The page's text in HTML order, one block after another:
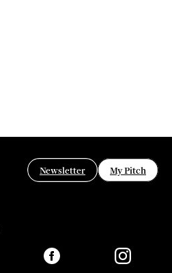
Newsletter My Pitch